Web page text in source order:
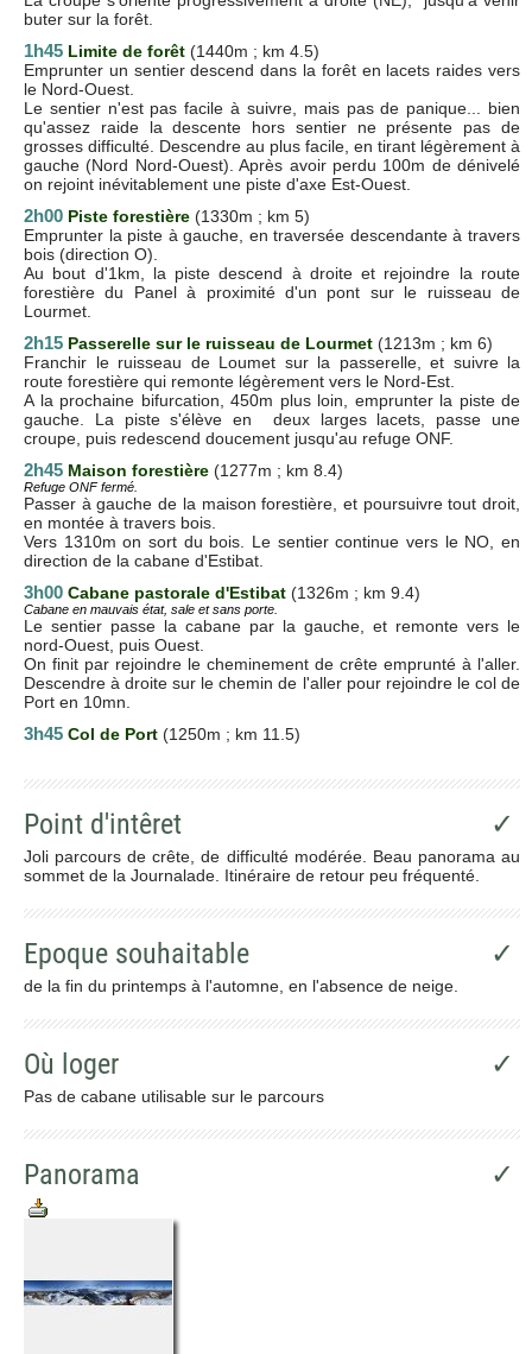
buter sur la forêt.
1h45 Limite de forêt (1440m ; km 4.5)
Emprunter un sentier descend dans la forêt en lacets raides vers
le Nord-Ouest.
Le sentier n'est pas facile à suivre, mais pas de panique... bien
qu'assez raide la descente hors sentier ne présente pas de
grosses difficulté. Descendre au plus facile, en tirant légèrement à
gauche (Nord Nord-Ouest). Après avoir perdu 100m de dénivelé
on rejoint inévitablement une piste d'axe Est-Ouest.
2h00 Piste forestière (1330m ; km 5)
Emprunter la piste à gauche, en traversée descendante à travers
bois (direction O).
Au bout d'1km, la piste descend à droite et rejoindre la route
forestière du Panel à proximité d'un pont sur le ruisseau de
Lourmet.
2h15 Passerelle sur le ruisseau de Lourmet (1213m ; km 6)
Franchir le ruisseau de Loumet sur la passerelle, et suivre la
route forestière qui remonte légèrement vers le Nord-Est.
A la prochaine bifurcation, 450m plus loin, emprunter la piste de
gauche. La piste s'élève en deux larges lacets, passe une
croupe, puis redescend doucement jusqu'au refuge ONF.
2h45 Maison forestière (1277m ; km 8.4)
Refuge ONF fermé.
Passer à gauche de la maison forestière, et poursuivre tout droit,
en montée à travers bois.
Vers 1310m on sort du bois. Le sentier continue vers le NO, en
direction de la cabane d'Estibat.
3h00 Cabane pastorale d'Estibat (1326m ; km 9.4)
Cabane en mauvais état, sale et sans porte.
Le sentier passe la cabane par la gauche, et remonte vers le
nord-Ouest, puis Ouest.
On finit par rejoindre le cheminement de crête emprunté à l'aller.
Descendre à droite sur le chemin de l'aller pour rejoindre le col de
Port en 10mn.
3h45 Col de Port (1250m ; km 11.5)
Point d'intêret ✓
Joli parcours de crête, de difficulté modérée. Beau panorama au
sommet de la Journalade. Itinéraire de retour peu fréquenté.
Epoque souhaitable ✓
de la fin du printemps à l'automne, en l'absence de neige.
Où loger ✓
Pas de cabane utilisable sur le parcours
Panorama ✓